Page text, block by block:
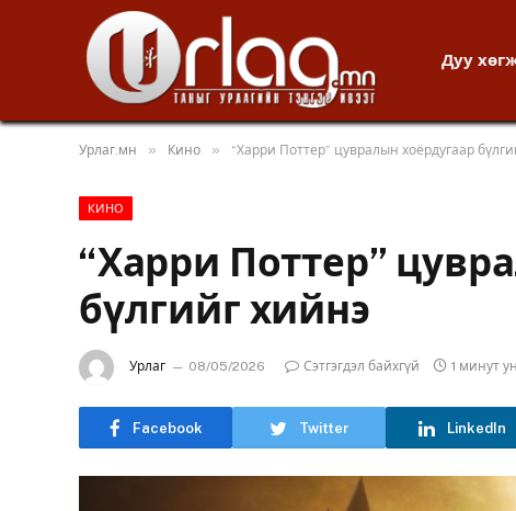
Дуу
Урлаг.мн » Кино » “Харри Поттер” цувралын хоёрдугаар
КИНО
“Харри Поттер”
бүлгийг хийнэ
Урлаг 08/05/2026 Сэтгэгдэл байхгүй 1 минут
Facebook Twitter LinkedIn